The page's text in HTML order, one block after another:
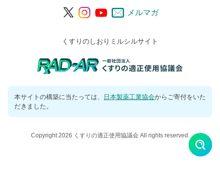
メルマガ
くすりのしおりミルシルサイト
本サイトの構築に当たっては、 日本製薬工業協会からご寄付をいた
だきました。
Copyright 2026 くすりの適正使用協議会 All rights reserved.